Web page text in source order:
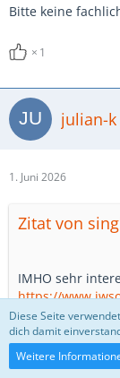
Bitte keine
1
julian-k
1. Juni 2026
Zitat von
IMHO sehr
https://
Schwer verliebt 😍
Diese Seite
dich damit
Weitere